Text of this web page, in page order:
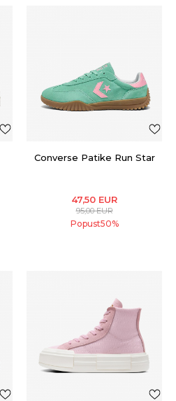
Converse Patike Run Star
47,50 EUR
95,00EUR
Popust50%